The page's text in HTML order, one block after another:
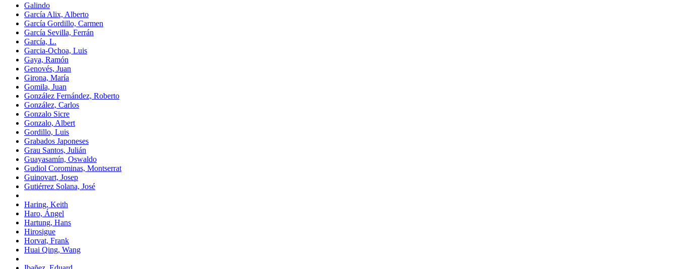
Galindo
García Alix, Alberto
García Gordillo, Carmen
García Sevilla, Ferrán
García, L.
Garcia-Ochoa, Luis
Gaya, Ramón
Genovés, Juan
Girona, María
Gomila, Juan
González Fernández, Roberto
González, Carlos
Gonzalo Sicre
Gonzalo, Albert
Gordillo, Luis
Grabados Japoneses
Grau Santos, Julián
Guayasamín, Oswaldo
Gudiol Corominas, Montserrat
Guinovart, Josep
Gutiérrez Solana, José
Haring, Keith
Haro, Ángel
Hartung, Hans
Hirosigue
Horvat, Frank
Huai Qing, Wang